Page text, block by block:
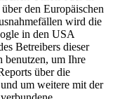
den Europäischen
wird die
in den USA
Betreibers dieser
benutzen, um Ihre
über die
um weitere mit der